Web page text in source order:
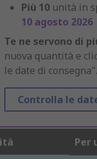
Più 10 unità in
10 agosto 2026
Te ne servono di
nuova quantità e
le date di consegna".
Controlla le
Per